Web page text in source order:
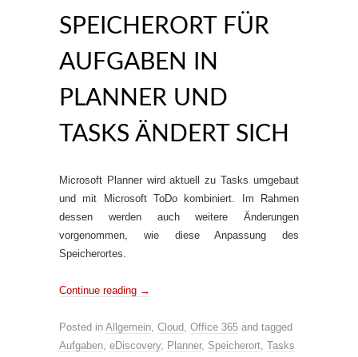
SPEICHERORT FÜR
AUFGABEN IN
PLANNER UND
TASKS ÄNDERT SICH
Microsoft Planner wird aktuell zu Tasks umgebaut
und mit Microsoft ToDo kombiniert. Im Rahmen
dessen werden auch weitere Änderungen
vorgenommen, wie diese Anpassung des
Speicherortes.
Continue reading →
Posted in Allgemein, Cloud, Office 365 and tagged
Aufgaben, eDiscovery, Planner, Speicherort, Tasks